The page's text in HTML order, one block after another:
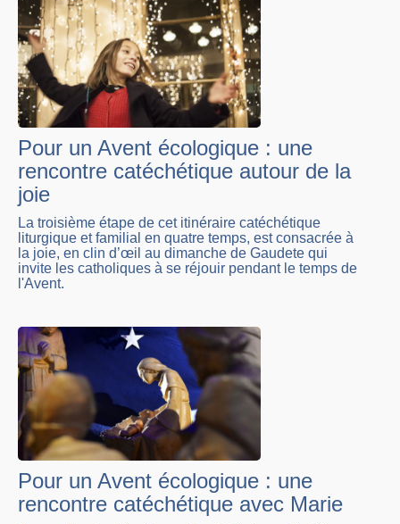
Pour un Avent écologique : une
rencontre catéchétique autour de la
joie
La troisième étape de cet itinéraire catéchétique
liturgique et familial en quatre temps, est consacrée à
la joie, en clin d’œil au dimanche de Gaudete qui
invite les catholiques à se réjouir pendant le temps de
l'Avent.
Pour un Avent écologique : une
rencontre catéchétique avec Marie